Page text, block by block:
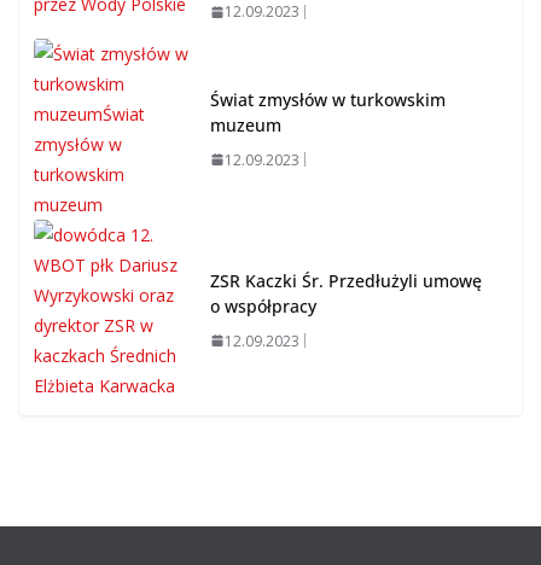
12.09.2023
Świat zmysłów w turkowskim
muzeum
12.09.2023
ZSR Kaczki Śr. Przedłużyli umowę
o współpracy
12.09.2023